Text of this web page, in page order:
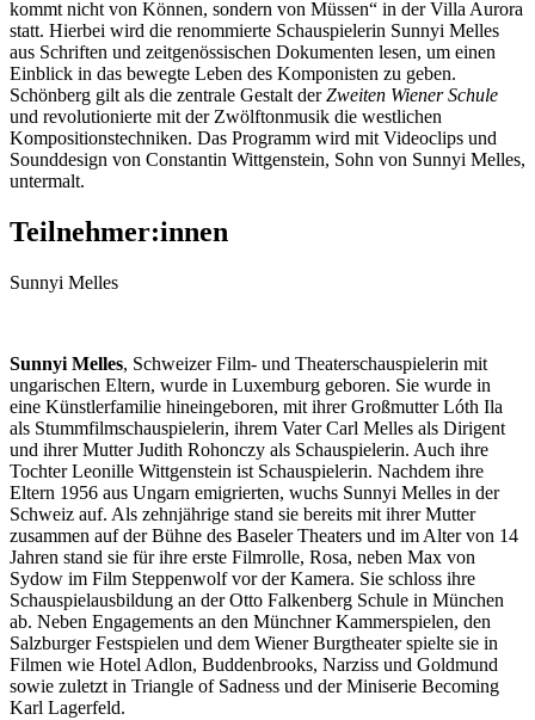
kommt nicht von Können, sondern von Müssen“ in der Villa Aurora
statt. Hierbei wird die renommierte Schauspielerin Sunnyi Melles
aus Schriften und zeitgenössischen Dokumenten lesen, um einen
Einblick in das bewegte Leben des Komponisten zu geben.
Schönberg gilt als die zentrale Gestalt derZweiten Wiener Schule
und revolutionierte mit der Zwölftonmusik die westlichen
Kompositionstechniken. Das Programm wird mit Videoclips und
Sounddesign von Constantin Wittgenstein, Sohn von Sunnyi Melles,
untermalt.
Teilnehmer:innen
Sunnyi Melles
Sunnyi Melles, Schweizer Film- und Theaterschauspielerin mit
ungarischen Eltern, wurde in Luxemburg geboren. Sie wurde in
eine Künstlerfamilie hineingeboren, mit ihrer Großmutter Lóth Ila
als Stummfilmschauspielerin, ihrem Vater Carl Melles als Dirigent
und ihrer Mutter Judith Rohonczy als Schauspielerin. Auch ihre
Tochter Leonille Wittgenstein ist Schauspielerin. Nachdem ihre
Eltern 1956 aus Ungarn emigrierten, wuchs Sunnyi Melles in der
Schweiz auf. Als zehnjährige stand sie bereits mit ihrer Mutter
zusammen auf der Bühne des Baseler Theaters und im Alter von 14
Jahren stand sie für ihre erste Filmrolle, Rosa, neben Max von
Sydow im Film Steppenwolf vor der Kamera. Sie schloss ihre
Schauspielausbildung an der Otto Falkenberg Schule in München
ab. Neben Engagements an den Münchner Kammerspielen, den
Salzburger Festspielen und dem Wiener Burgtheater spielte sie in
Filmen wie Hotel Adlon, Buddenbrooks, Narziss und Goldmund
sowie zuletzt in Triangle of Sadness und der Miniserie Becoming
Karl Lagerfeld.